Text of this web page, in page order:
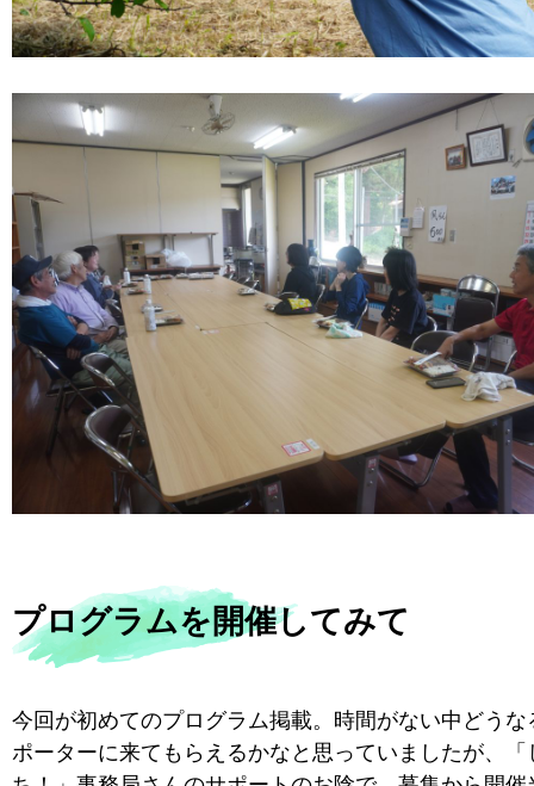
プログラムを開催してみて
今回が初めてのプログラム掲載。時間がない中どうな
ポーターに来てもらえるかなと思っていましたが、「